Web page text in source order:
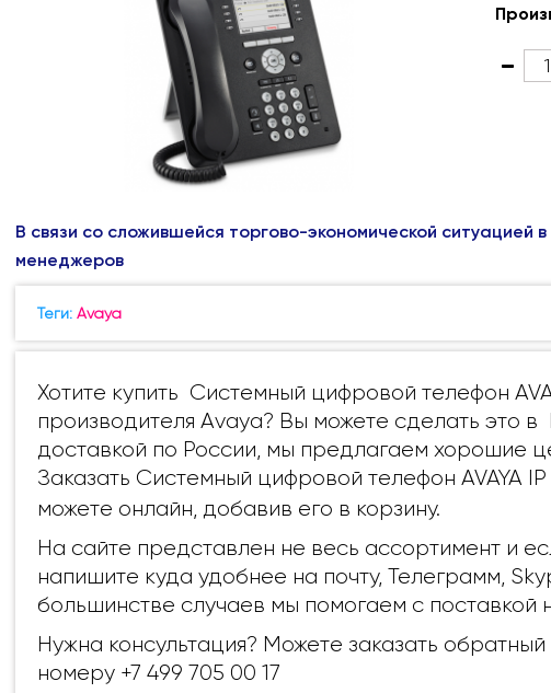
В связи со сложившейся торгово-экономической ситуацией
менеджеров
Теги: Avaya
Хотите купить Системный цифровой телефон
производителя Avaya? Вы можете сделать это
доставкой по России, мы предлагаем хорошие
Заказать Системный цифровой телефон AVAYA IP
можете онлайн, добавив его в корзину.
На сайте представлен не весь ассортимент и
напишите куда удобнее на почту, Телеграмм,
большинстве случаев мы помогаем с поставкой
Нужна консультация? Можете заказать
номеру +7 499 705 00 17